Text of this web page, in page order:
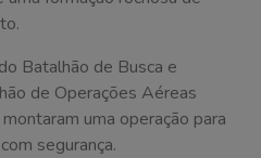
Batalhão de Busca e
de Operações Aéreas
uma operação para
segurança.